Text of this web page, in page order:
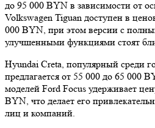
до 95 000 BYN в зависимости от
Volkswagen Tiguan доступен в
000 BYN, при этом версии с
улучшенными функциями стоят
Hyundai Creta, популярный среди
предлагается от 55 000 до 65 000
моделей Ford Focus удерживает
BYN, что делает его
лиц и компаний.